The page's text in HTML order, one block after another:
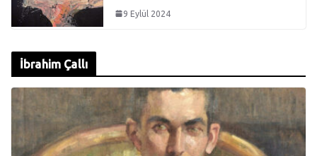
9 Eylül 2024
İbrahim Çallı